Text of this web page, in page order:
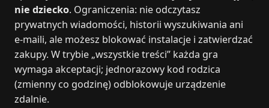
nie dziecko. Ograniczenia: nie odczytasz
prywatnych wiadomości, historii wyszukiwania ani
e‑maili, ale możesz blokować instalacje i zatwierdzać
zakupy. W trybie „wszystkie treści” każda gra
wymaga akceptacji; jednorazowy kod rodzica
(zmienny co godzinę) odblokowuje urządzenie
zdalnie.